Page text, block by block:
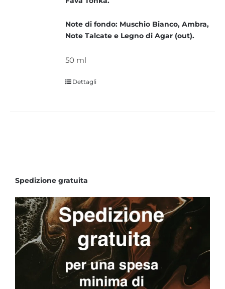
Note di fondo: Muschio Bianco, Ambra,
Note Talcate e Legno di Agar (out).
50 ml
Dettagli
Spedizione gratuita